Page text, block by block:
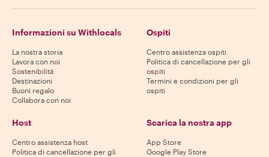
Informazioni su Withlocals
La nostra storia
Lavora con noi
Sostenibilità
Destinazioni
Buoni regalo
Collabora con noi
Ospiti
Centro assistenza ospiti
Politica di cancellazione per gli
ospiti
Termini e condizioni per gli
ospiti
Host
Centro assistenza host
Politica di cancellazione per gli
Scarica la nostra app
App Store
Google Play Store